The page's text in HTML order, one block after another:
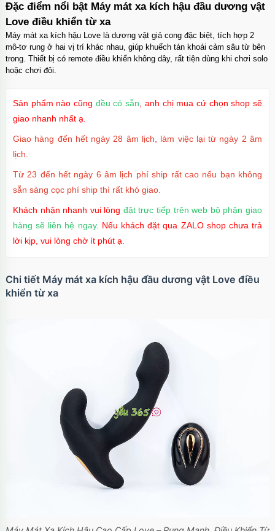
Đặc điểm nổi bật Máy mát xa kích hậu đầu dương vật
Love điều khiển từ xa
Máy mát xa kích hậu Love là dương vật giả cong đặc biệt, tích hợp 2
mô-tơ rung ở hai vị trí khác nhau, giúp khuếch tán khoái cảm sâu từ bên
trong. Thiết bị có remote điều khiển không dây, rất tiện dùng khi chơi solo
hoặc chơi đôi.
Sản phẩm nào cũng đều có sẵn , anh chị mua cứ chọn shop sẽ
giao nhanh nhất ạ.
Giao hàng đến hết ngày 28 âm lịch, làm việc lại từ ngày 2 âm
lịch.
Từ 23 đến hết ngày 6 âm lịch phí ship rất cao nếu bạn không
sẵn sàng cọc phí ship thì rất khó giao.
Khách nhận nhanh vui lòng đặt trực tiếp trên web bộ phận giao
hàng sẽ liên hệ ngay. Nếu khách đặt qua ZALO shop chưa trả
lời kịp, vui lòng chờ ít phút ạ.
Chi tiết Máy mát xa kích hậu đầu dương vật Love điều
khiển từ xa